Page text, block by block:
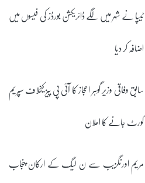
ٹیپا نے شہر میں لگے ڈائریکشن بورڈز کی فیسوں میں
اضافہ کر دیا
سابق وفاقی وزیر گوہر اعجاز کا آئی پی پیز کیخلاف سپریم
کورٹ جانے کا اعلان
مریم اورنگزیب سے ن لیگ کے ارکان پنجاب